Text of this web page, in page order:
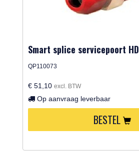
Smart splice servicepoort
QP110073
€ 51,10 excl. BTW
Op aanvraag leverbaar
BESTEL